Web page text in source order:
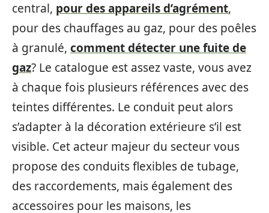
central, pour des appareils d’agrément,
pour des chauffages au gaz, pour des poêles
à granulé, comment détecter une fuite de
gaz? Le catalogue est assez vaste, vous avez
à chaque fois plusieurs références avec des
teintes différentes. Le conduit peut alors
s’adapter à la décoration extérieure s’il est
visible. Cet acteur majeur du secteur vous
propose des conduits flexibles de tubage,
des raccordements, mais également des
accessoires pour les maisons, les